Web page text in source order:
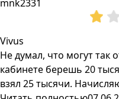
mnk2331
Vivus
Не думал, что могут так
кабинете берешь 20
взял 25 тысячи.